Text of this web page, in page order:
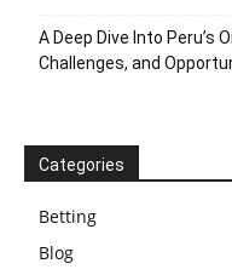
A Deep Dive Into Peru’s
Challenges, and
Categories
Betting
Blog